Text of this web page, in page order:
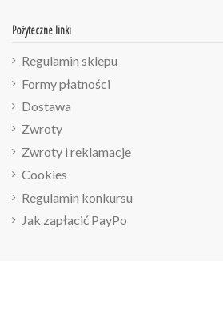
Pożyteczne linki
Regulamin sklepu
Formy płatności
Dostawa
Zwroty
Zwroty i reklamacje
Cookies
Regulamin konkursu
Jak zapłacić PayPo